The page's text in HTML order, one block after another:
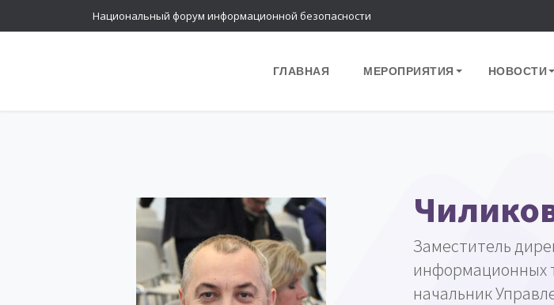
Национальный форум информационной безопасности
ГЛАВНАЯ МЕРОПРИЯТИЯ НОВОСТИ
Заместитель
информационных
начальник